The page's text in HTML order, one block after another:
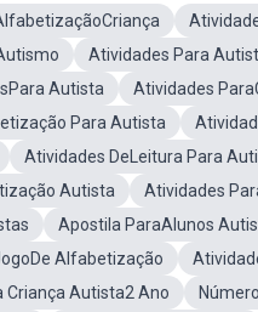
Atividades Para
Autista
Atividades
Para Autista
Atividades DeLeitura Para
Autista
Atividades
Apostila ParaAlunos
Alfabetização
Criança Autista2 Ano